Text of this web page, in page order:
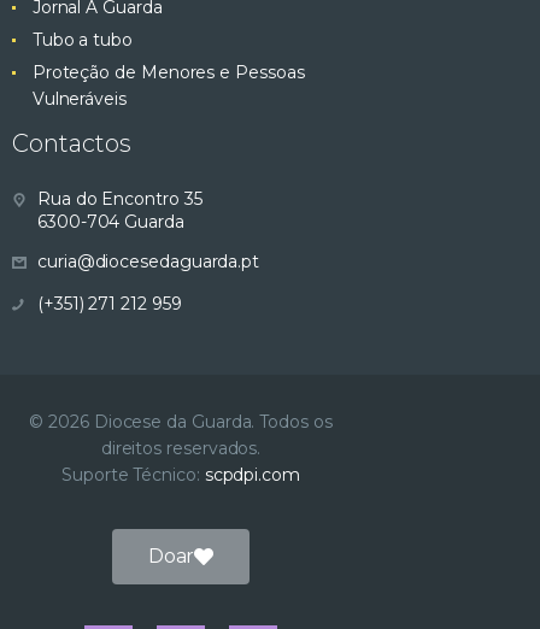
Jornal A Guarda
Tubo a tubo
Proteção de Menores e Pessoas
Vulneráveis
Contactos
Rua do Encontro 35
6300-704 Guarda
curia@diocesedaguarda.pt
(+351) 271 212 959
© 2026 Diocese da Guarda. Todos os
direitos reservados.
Suporte Técnico: scpdpi.com
Doar